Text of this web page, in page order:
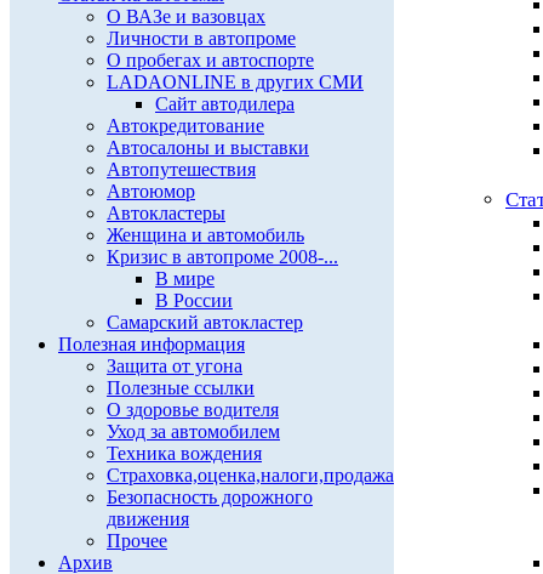
О ВАЗе и вазовцах
Личности в автопроме
О пробегах и автоспорте
LADAONLINE в других СМИ
Сайт автодилера
Автокредитование
Автосалоны и выставки
Автопутешествия
Автоюмор
Автокластеры
Женщина и автомобиль
Кризис в автопроме 2008-...
В мире
В России
Самарский автокластер
Полезная информация
Защита от угона
Полезные ссылки
О здоровье водителя
Уход за автомобилем
Техника вождения
Страховка,оценка,налоги,продажа
Безопасность дорожного
движения
Прочее
Архив